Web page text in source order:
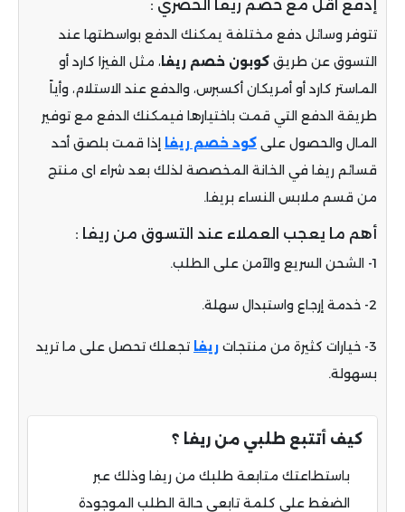
إدفع اقل مع خصم ريفا الحصري :
تتوفر وسائل دفع مختلفة يمكنك الدفع بواسطتها عند
التسوق عن طريق كوبون خصم ريفا ، مثل الفيزا كارد أو
الماستر كارد أو أمريكان أكسبرس، والدفع عند الاستلام، وأياً
طريقة الدفع التي قمت باختيارها فيمكنك الدفع مع توفير
المال والحصول على كود خصم ريفا إذا قمت بلصق أحد
قسائم ريفا في الخانة المخصصة لذلك بعد شراء اى منتج
من قسم ملابس النساء بريفا.
أهم ما يعجب العملاء عند التسوق من ريفا :
1- الشحن السريع والآمن على الطلب.
2- خدمة إرجاع واستبدال سهلة.
3- خيارات كثيرة من منتجات ريفا تجعلك تحصل على ما تريد
بسهولة.
كيف أتتبع طلبي من ريفا ؟
باستطاعتك متابعة طلبك من ريفا وذلك عبر
الضغط على كلمة تابعي حالة الطلب الموجودة